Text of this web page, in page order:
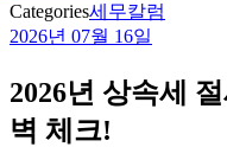
Categories세무칼럼
2026년 07월 16일
2026년 상속세
벽 체크!